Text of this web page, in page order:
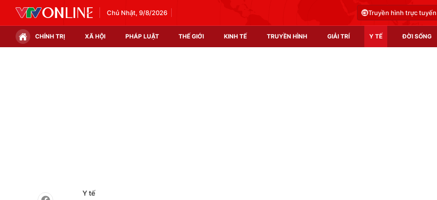
Chủ Nhật, 9/8/2026 Truyền hình trực tuyến
CHÍNH TRỊ XÃ HỘI PHÁP LUẬT THẾ GIỚI KINH TẾ TRUYỀN HÌNH GIẢI TRÍ Y TẾ ĐỜI SỐNG
Y tế